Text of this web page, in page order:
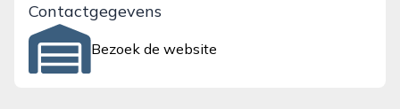
Contactgegevens
Bezoek de website